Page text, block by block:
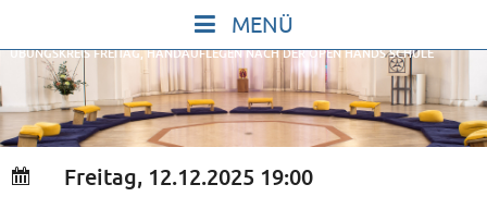
content
START
IN STILLE SEIN
SINGEN UND SCHWEIGEN
BEWEGEN UND TANZEN
ÜBUNGSKREIS FREITAG, HANDAUFLEGEN NACH DER OPEN HANDS SCHULE
Freitag, 12.12.2025 19:00